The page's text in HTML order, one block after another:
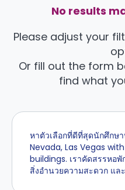
No results
Please adjust your
Or fill out the form
find what
หาตัวเลือกที่ดีที่สุดนักศึกษ
Nevada, Las Vegas
buildings. เราคัดสรรหอ
สิ่งอำนวยความสะดวก แล